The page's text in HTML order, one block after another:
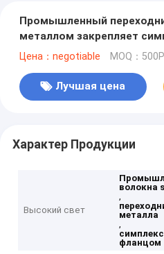
Промышленный
металлом закрепляет
с фланцом
Цена：negotiable MOQ：
Лучшая цена
Характер Продукции
Высокий свет
волокна
,
металла
,
фланцом